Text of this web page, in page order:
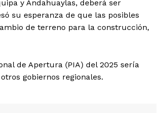
y Andahuaylas, deberá ser
su esperanza de que las posibles
de terreno para la construcción,
de Apertura (PIA) del 2025 sería
gobiernos regionales.